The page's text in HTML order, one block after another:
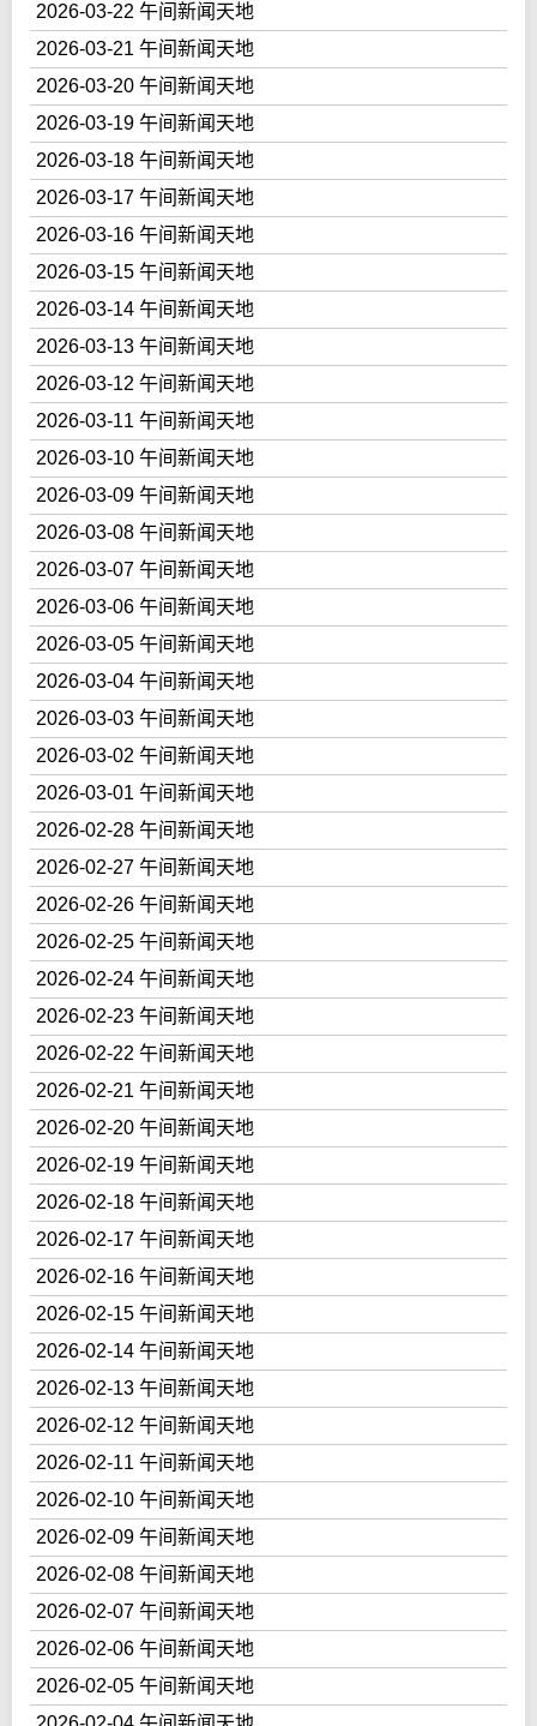
2026-03-22 午间新闻天地
2026-03-21 午间新闻天地
2026-03-20 午间新闻天地
2026-03-19 午间新闻天地
2026-03-18 午间新闻天地
2026-03-17 午间新闻天地
2026-03-16 午间新闻天地
2026-03-15 午间新闻天地
2026-03-14 午间新闻天地
2026-03-13 午间新闻天地
2026-03-12 午间新闻天地
2026-03-11 午间新闻天地
2026-03-10 午间新闻天地
2026-03-09 午间新闻天地
2026-03-08 午间新闻天地
2026-03-07 午间新闻天地
2026-03-06 午间新闻天地
2026-03-05 午间新闻天地
2026-03-04 午间新闻天地
2026-03-03 午间新闻天地
2026-03-02 午间新闻天地
2026-03-01 午间新闻天地
2026-02-28 午间新闻天地
2026-02-27 午间新闻天地
2026-02-26 午间新闻天地
2026-02-25 午间新闻天地
2026-02-24 午间新闻天地
2026-02-23 午间新闻天地
2026-02-22 午间新闻天地
2026-02-21 午间新闻天地
2026-02-20 午间新闻天地
2026-02-19 午间新闻天地
2026-02-18 午间新闻天地
2026-02-17 午间新闻天地
2026-02-16 午间新闻天地
2026-02-15 午间新闻天地
2026-02-14 午间新闻天地
2026-02-13 午间新闻天地
2026-02-12 午间新闻天地
2026-02-11 午间新闻天地
2026-02-10 午间新闻天地
2026-02-09 午间新闻天地
2026-02-08 午间新闻天地
2026-02-07 午间新闻天地
2026-02-06 午间新闻天地
2026-02-05 午间新闻天地